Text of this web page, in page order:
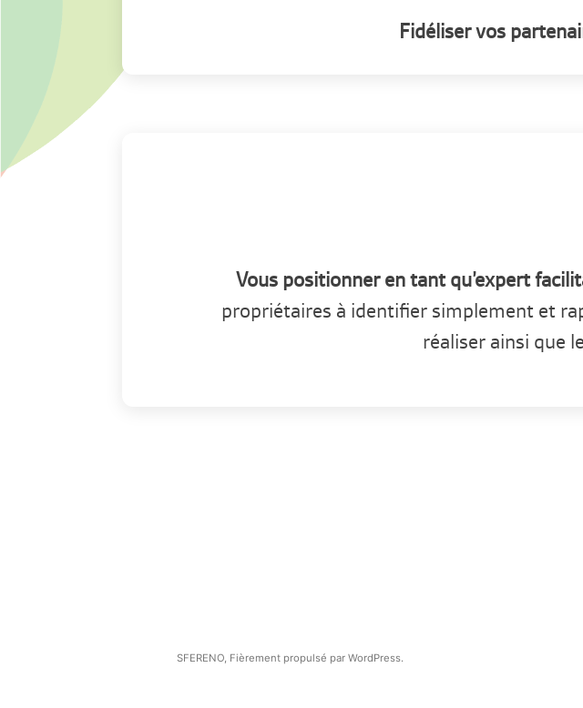
Fidéliser vos
Vous positionner en tant qu’expert
propriétaires à identifier simplement et
réaliser ainsi que
SFERENO Fièrement propulsé par WordPress.